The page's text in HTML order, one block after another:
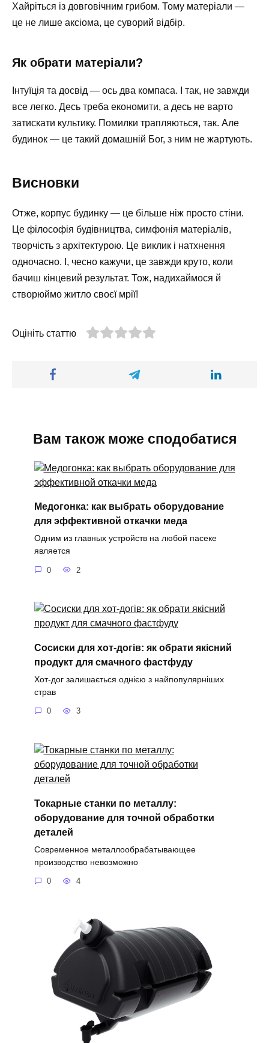
Хайріться із довговічним грибом. Тому матеріали —
це не лише аксіома, це суворий відбір.
Як обрати матеріали?
Інтуїція та досвід — ось два компаса. І так, не завжди
все легко. Десь треба економити, а десь не варто
затискати культику. Помилки трапляються, так. Але
будинок — це такий домашній Бог, з ним не жартують.
Висновки
Отже, корпус будинку — це більше ніж просто стіни.
Це філософія будівництва, симфонія матеріалів,
творчість з архітектурою. Це виклик і натхнення
одночасно. І, чесно кажучи, це завжди круто, коли
бачиш кінцевий результат. Тож, надихаймося й
створюймо житло своєї мрії!
Оцініть статтю
Вам також може сподобатися
Медогонка: как выбрать оборудование
для эффективной откачки меда
Одним из главных устройств на любой пасеке
является
0 2
Сосиски для хот-догів: як обрати якісний
продукт для смачного фастфуду
Хот-дог залишається однією з найпопулярніших
страв
0 3
Токарные станки по металлу:
оборудование для точной обработки
деталей
Современное металлообрабатывающее
производство невозможно
0 4